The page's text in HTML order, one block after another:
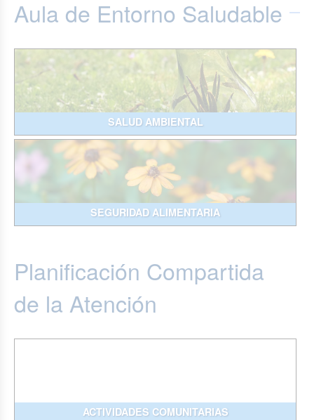
Aula de Entorno Saludable
SALUD AMBIENTAL
SEGURIDAD ALIMENTARIA
Planificación Compartida
de la Atención
ACTIVIDADES COMUNITARIAS